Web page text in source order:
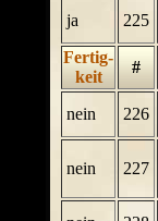
ja 225
Fertig-
keit
#
nein 226
nein 227